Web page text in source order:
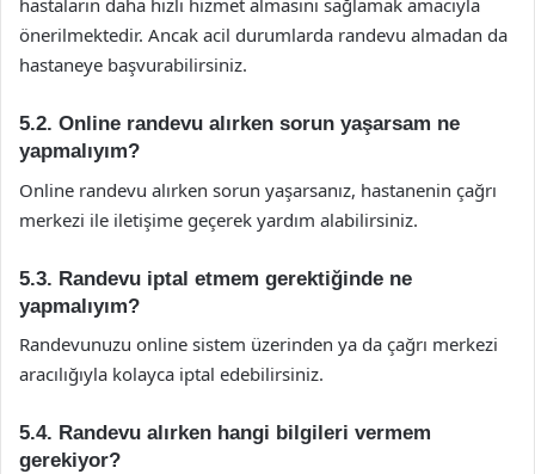
hastaların daha hızlı hizmet almasını sağlamak amacıyla
önerilmektedir. Ancak acil durumlarda randevu almadan da
hastaneye başvurabilirsiniz.
5.2. Online randevu alırken sorun yaşarsam ne
yapmalıyım?
Online randevu alırken sorun yaşarsanız, hastanenin çağrı
merkezi ile iletişime geçerek yardım alabilirsiniz.
5.3. Randevu iptal etmem gerektiğinde ne
yapmalıyım?
Randevunuzu online sistem üzerinden ya da çağrı merkezi
aracılığıyla kolayca iptal edebilirsiniz.
5.4. Randevu alırken hangi bilgileri vermem
gerekiyor?